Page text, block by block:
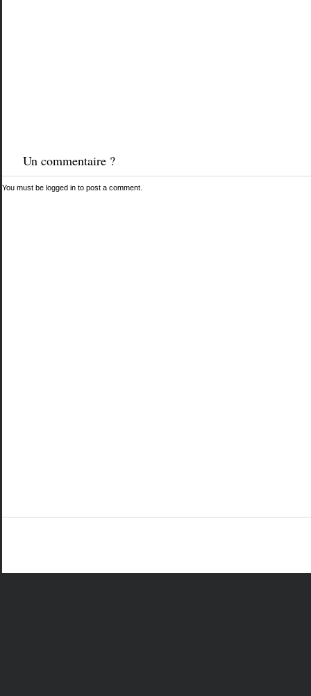
Un commentaire ?
You must be logged into post a comment.